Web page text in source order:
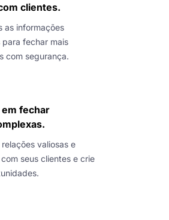
clientes.
as informações
para fechar mais
com segurança.
fechar
valiosas e
seus clientes e crie